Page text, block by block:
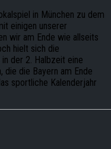
in München zu dem
einigen unserer
wir am Ende wie allseits
hielt sich die
in der 2. Halbzeit eine
die die Bayern am Ende
sportliche Kalenderjahr